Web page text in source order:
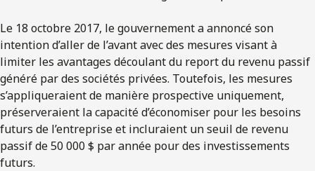
Le 18 octobre 2017, le gouvernement a annoncé son
intention d’aller de l’avant avec des mesures visant à
limiter les avantages découlant du report du revenu passif
généré par des sociétés privées. Toutefois, les mesures
s’appliqueraient de manière prospective uniquement,
préserveraient la capacité d’économiser pour les besoins
futurs de l’entreprise et incluraient un seuil de revenu
passif de 50 000 $ par année pour des investissements
futurs.